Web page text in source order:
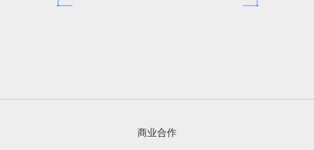
商业合作